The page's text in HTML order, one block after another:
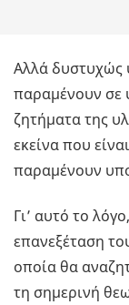
Αλλά δυστυχώς
παραμένουν σε
ζητήματα της
εκείνα που
παραμένουν
Γι’ αυτό το
επανεξέταση
οποία θα
τη σημερινή